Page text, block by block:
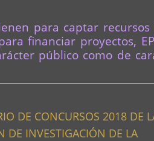
para captar recursos
financiar proyectos,
público como de
DE CONCURSOS 2018 DE
DE INVESTIGACIÓN DE LA